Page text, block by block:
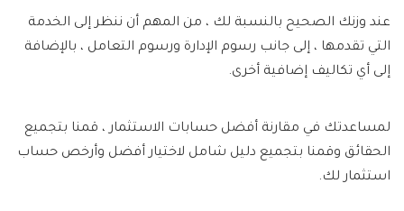
عند وزنك الصحيح بالنسبة لك ، من المهم أن ننظر إلى الخدمة
التي تقدمها ، إلى جانب رسوم الإدارة ورسوم التعامل ، بالإضافة
إلى أي تكاليف إضافية أخرى.
لمساعدتك في مقارنة أفضل حسابات الاستثمار ، قمنا بتجميع
الحقائق وقمنا بتجميع دليل شامل لاختيار أفضل وأرخص حساب
استثمار لك.